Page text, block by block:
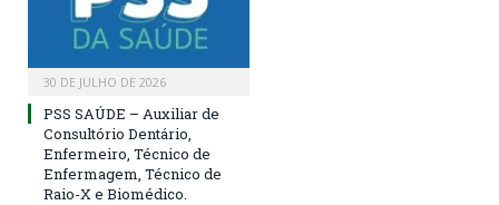
30 DE JULHO DE 2026
PSS SAÚDE – Auxiliar de
Consultório Dentário,
Enfermeiro, Técnico de
Enfermagem, Técnico de
Raio-X e Biomédico.